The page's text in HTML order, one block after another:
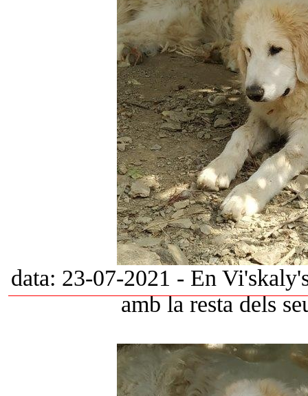
data: 23-07-2021 - En
amb la resta dels